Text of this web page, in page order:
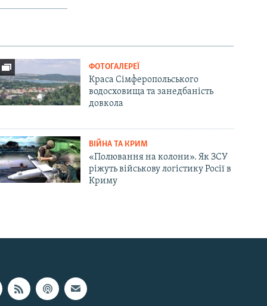
ФОТОГАЛЕРЕЇ
Краса Сімферопольського
водосховища та занедбаність
довкола
ВІЙНА ТА КРИМ
«Полювання на колони». Як ЗСУ
ріжуть військову логістику Росії в
Криму